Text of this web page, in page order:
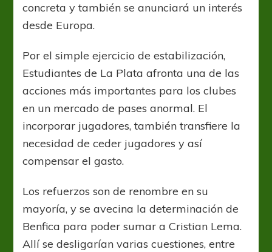
concreta y también se anunciará un interés
desde Europa.
Por el simple ejercicio de estabilización,
Estudiantes de La Plata afronta una de las
acciones más importantes para los clubes
en un mercado de pases anormal. El
incorporar jugadores, también transfiere la
necesidad de ceder jugadores y así
compensar el gasto.
Los refuerzos son de renombre en su
mayoría, y se avecina la determinación de
Benfica para poder sumar a Cristian Lema.
Allí se desligarían varias cuestiones, entre